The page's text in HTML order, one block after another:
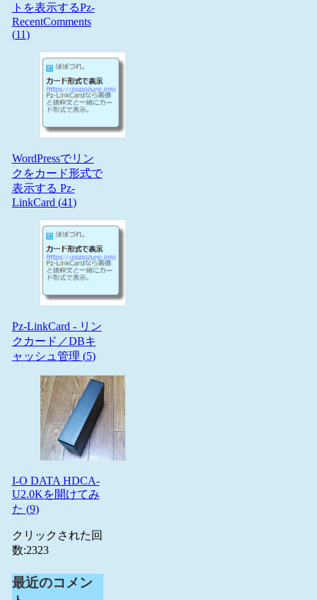
トを表示するPz-
RecentComments
(11)
WordPressでリン
クをカード形式で
表示する Pz-
LinkCard (41)
Pz-LinkCard - リン
クカード／DBキ
ャッシュ管理 (5)
I-O DATA HDCA-
U2.0Kを開けてみ
た (9)
クリックされた回
数:2323
最近のコメン